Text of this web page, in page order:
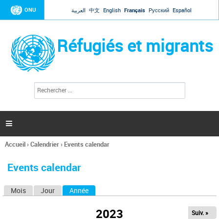
Jump to navigation
ONU العربية 中文 English Français Русский Español
Réfugiés et migrants
l
c
h
e

Vous
ici
Accueil›Calendrier› Events calendar
Events calendar
Mois Jour Année
2023 Suiv. »